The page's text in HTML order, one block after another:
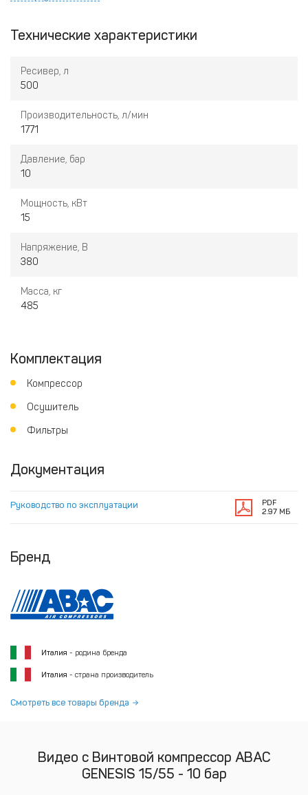
шума за счет усиленной шумоизоляции корпуса.
низкое потребление энергии, низкие расходы на ввод в
Встроенные осушитель и фильтр обеспечивают
повышенную эффективность и увеличенный срок
Идеально подходит для небольших компрессорных
обработку воздуха, занимая минимум пространства.
нажатий клавиш.
Технические характеристики
Ресивер, л
500
Производительность, л/мин
1771
Давление, бар
10
Мощность, кВт
15
Напряжение, В
380
Масса, кг
485
Комплектация
Компрессор
Осушитель
Фильтры
Документация
Руководство по эксплуатации
PDF
2.97 МБ
Бренд
Италия - родина бренда
Италия - страна производитель
Смотреть все товары бренда
Видео с Винтовой компрессор ABAC
GENESIS 15/55 - 10 бар